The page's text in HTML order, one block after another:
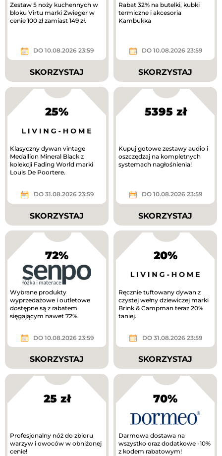
Zestaw 5 noży kuchennych w
bloku Virtu marki Zwieger w
cenie 100 zł zamiast 149 zł.
DO 10.08.2026 23:59
SKORZYSTAJ
Rabat 32% na butelki, kubki
termiczne i akcesoria
Kambukka
DO 10.08.2026 23:59
SKORZYSTAJ
25%
Klasyczny dywan vintage
Medallion Mineral Black z
kolekcji Fading World marki
Louis De Poortere.
DO 31.08.2026 23:59
SKORZYSTAJ
5395 zł
Kupuj gotowe zestawy audio i
oszczędzaj na kompletnych
systemach nagłośnienia!
DO 10.08.2026 23:59
SKORZYSTAJ
72%
Wybrane produkty
wyprzedażowe i outletowe
dostępne są z rabatem
sięgającym nawet 72%.
DO 10.08.2026 23:59
SKORZYSTAJ
20%
Ręcznie tuftowany dywan z
czystej wełny dziewiczej marki
Brink & Campman teraz 20%
taniej.
DO 31.08.2026 23:59
SKORZYSTAJ
25 zł
Profesjonalny nóż do zbioru
warzyw i owoców w obniżonej
cenie!
70%
Darmowa dostawa na
wszystko oraz dodatkowe -10%
z kodem rabatowym!